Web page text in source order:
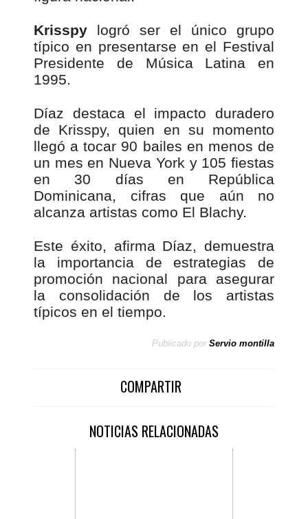
Krisspy logró ser el único grupo
típico en presentarse en el Festival
Presidente de Música Latina en
1995.
Díaz destaca el impacto duradero
de Krisspy, quien en su momento
llegó a tocar 90 bailes en menos de
un mes en Nueva York y 105 fiestas
en 30 días en República
Dominicana, cifras que aún no
alcanza artistas como El Blachy.
Este éxito, afirma Díaz, demuestra
la importancia de estrategias de
promoción nacional para asegurar
la consolidación de los artistas
típicos en el tiempo.
Publicado por Servio montilla
COMPARTIR
NOTICIAS RELACIONADAS